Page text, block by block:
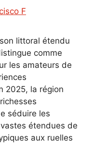
F
littoral étendu
comme
les amateurs de
2025, la région
séduire les
étendues de
aux ruelles